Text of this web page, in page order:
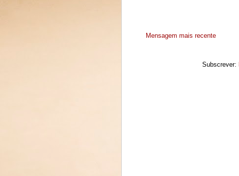
Mensagem mais recente
Subscrever: